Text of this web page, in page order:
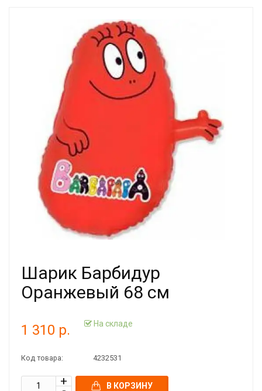
Шарик Барбидур
Оранжевый 68 см
1 310 р. На складе
Код товара: 4232531
В КОРЗИНУ